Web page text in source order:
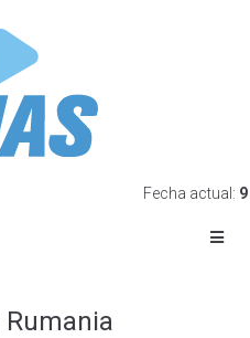
Fecha actual:
Rumania